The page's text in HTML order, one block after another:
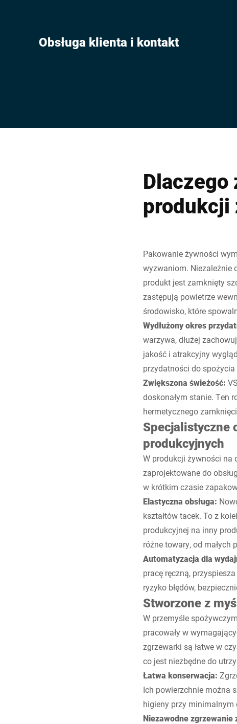
Obsługa klienta i kontakt
produkcji
Pakowanie żywności
wyzwaniom. Niezależnie
produkt jest zamknięty
zastępują powietrze
środowisko, które
Wydłużony okres
warzywa, dłużej
jakość i atrakcyjny
przydatności do
Zwiększona świeżość:
doskonałym stanie. Ten
hermetycznego
Specjalistyczne
produkcyjnych
W produkcji żywności na
zaprojektowane do
w krótkim czasie
Elastyczna obsługa:
kształtów tacek. To z
produkcyjnej na inny
różne towary, od małych
Automatyzacja dla
pracę ręczną,
ryzyko błędów,
Stworzone z
W przemyśle
pracowały w
zgrzewarki są łatwe w
co jest niezbędne do
Łatwa konserwacja:
Ich powierzchnie można
higieny przy minimalnym
Niezawodne